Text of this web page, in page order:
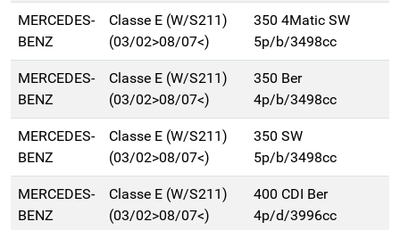
MERCEDES-
BENZ
Classe E (W/S211)
(03/02>08/07<)
350 4Matic SW
5p/b/3498cc
MERCEDES-
BENZ
Classe E (W/S211)
(03/02>08/07<)
350 Ber
4p/b/3498cc
MERCEDES-
BENZ
Classe E (W/S211)
(03/02>08/07<)
350 SW
5p/b/3498cc
MERCEDES-
BENZ
Classe E (W/S211)
(03/02>08/07<)
400 CDI Ber
4p/d/3996cc